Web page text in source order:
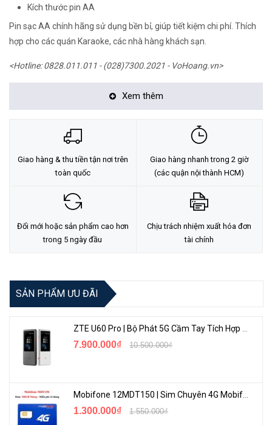
Kích thước pin AA
Pin sạc AA chính hãng sử dụng bền bỉ, giúp tiết kiệm chi phí. Thích
hợp cho các quán Karaoke, các nhà hàng khách sạn.
<Hotline: 0828.011.011 - (028)7300.2021 - VoHoang.vn>
Xem thêm
Giao hàng & thu tiền tận nơi trên
toàn quốc
Giao hàng nhanh trong 2 giờ
(các quận nội thành HCM)
Đổi mới hoặc sản phẩm cao hơn
trong 5 ngày đầu
Chịu trách nhiệm xuất hóa đơn
tài chính
SẢN PHẨM ƯU ĐÃI
ZTE U60 Pro | Bộ Phát 5G Cầm Tay Tích Hợp Công Nghệ WiFi 7, Pin 10000mAh
7.900.000₫ 10.500.000₫
1.300.000₫ 1.550.000₫